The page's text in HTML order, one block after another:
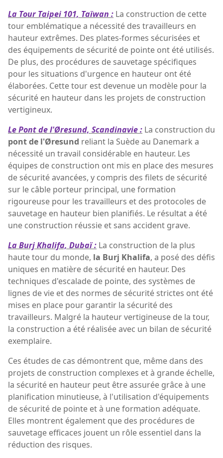
La Tour Taipei 101, Taïwan : La construction de cette
tour emblématique a nécessité des travailleurs en
hauteur extrêmes. Des plates-formes sécurisées et
des équipements de sécurité de pointe ont été utilisés.
De plus, des procédures de sauvetage spécifiques
pour les situations d'urgence en hauteur ont été
élaborées. Cette tour est devenue un modèle pour la
sécurité en hauteur dans les projets de construction
vertigineux.
Le Pont de l'Øresund, Scandinavie : La construction du
pont de l'Øresund reliant la Suède au Danemark a
nécessité un travail considérable en hauteur. Les
équipes de construction ont mis en place des mesures
de sécurité avancées, y compris des filets de sécurité
sur le câble porteur principal, une formation
rigoureuse pour les travailleurs et des protocoles de
sauvetage en hauteur bien planifiés. Le résultat a été
une construction réussie et sans accident grave.
La Burj Khalifa, Dubaï : La construction de la plus
haute tour du monde, la Burj Khalifa, a posé des défis
uniques en matière de sécurité en hauteur. Des
techniques d'escalade de pointe, des systèmes de
lignes de vie et des normes de sécurité strictes ont été
mises en place pour garantir la sécurité des
travailleurs. Malgré la hauteur vertigineuse de la tour,
la construction a été réalisée avec un bilan de sécurité
exemplaire.
Ces études de cas démontrent que, même dans des
projets de construction complexes et à grande échelle,
la sécurité en hauteur peut être assurée grâce à une
planification minutieuse, à l'utilisation d'équipements
de sécurité de pointe et à une formation adéquate.
Elles montrent également que des procédures de
sauvetage efficaces jouent un rôle essentiel dans la
réduction des risques.